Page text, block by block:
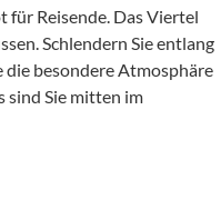
für Reisende. Das Viertel
Schlendern Sie entlang
die besondere Atmosphäre
sind Sie mitten im